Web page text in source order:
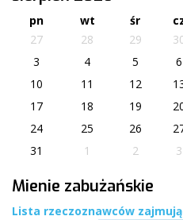
pn wt śr
27
28 29
3
4 5 6
10
11 12
17
18 19
24
25 26
31
1 2 3
Mienie zabużańskie
Lista rzeczoznawców